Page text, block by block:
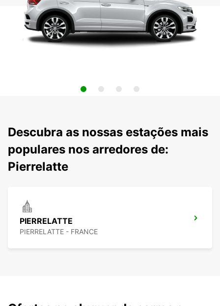
Descubra as nossas estações mais
populares nos arredores de:
Pierrelatte
PIERRELATTE
PIERRELATTE - FRANCE